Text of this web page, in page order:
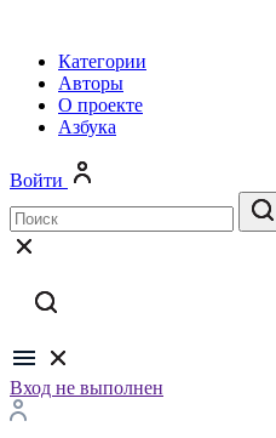
Категории
Авторы
О проекте
Азбука
Войти
Вход не выполнен